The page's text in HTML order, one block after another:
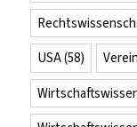
USA(58)